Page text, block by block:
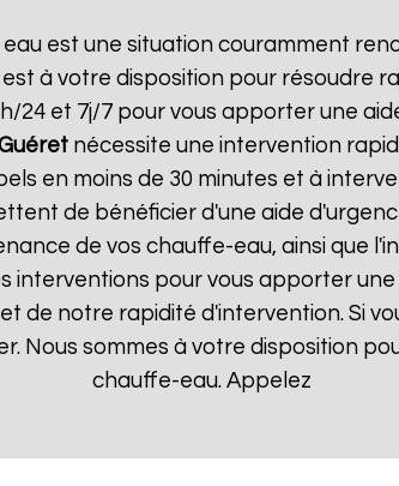
est une situation couramment
à votre disposition pour résoudre
24 et 7j/7 pour vous apporter une
nécessite une intervention
en moins de 30 minutes et à
de bénéficier d'une aide
de vos chauffe-eau, ainsi que
interventions pour vous apporter
de notre rapidité d'intervention. Si
Nous sommes à votre disposition
chauffe-eau. Appelez